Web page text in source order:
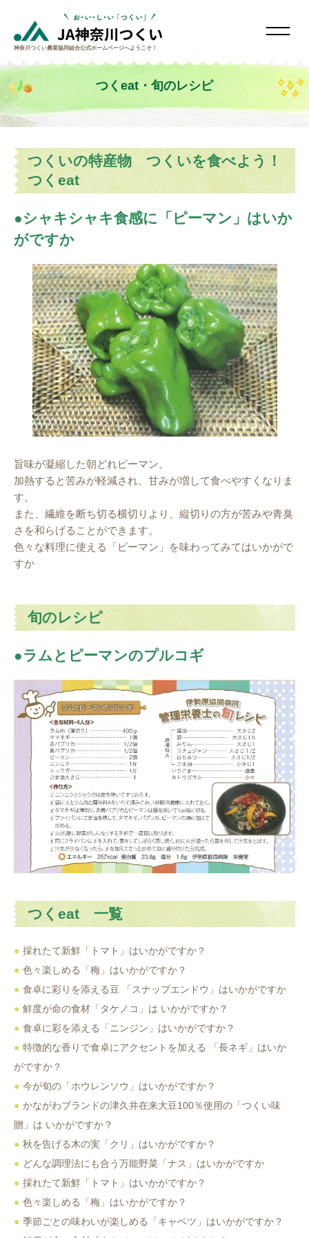
神奈川つくい農業協同組合公式ホームページへようこそ！
つくeat・旬のレシピ
つくいの特産物 つくいを食べよう！
つくeat
シャキシャキ食感に「ピーマン」はいか
がですか
旨味が凝縮した朝どれピーマン。
加熱すると苦みが軽減され、甘みが増して食べやすくなりま
す。
また、繊維を断ち切る横切りより、縦切りの方が苦みや青臭
さを和らげることができます。
色々な料理に使える「ピーマン」を味わってみてはいかがで
すか
旬のレシピ
ラムとピーマンのプルコギ
つくeat 一覧
採れたて新鮮「トマト」はいかがですか？
色々楽しめる「梅」はいかがですか？
食卓に彩りを添える豆 「スナップエンドウ」はいかがですか
鮮度が命の食材「タケノコ」は いかがですか？
食卓に彩を添える「ニンジン」はいかがですか？
特徴的な香りで食卓にアクセントを加える 「長ネギ」はいか
がですか？
今が旬の「ホウレンソウ」はいかがですか？
かながわブランドの津久井在来大豆100％使用の「つくい味
贈」は いかがですか？
秋を告げる木の実「クリ」はいかがですか？
どんな調理法にも合う万能野菜「ナス」はいかがですか
採れたて新鮮「トマト」はいかがですか？
色々楽しめる「梅」はいかがですか？
季節ごとの味わいが楽しめる「キャベツ」はいかがですか？